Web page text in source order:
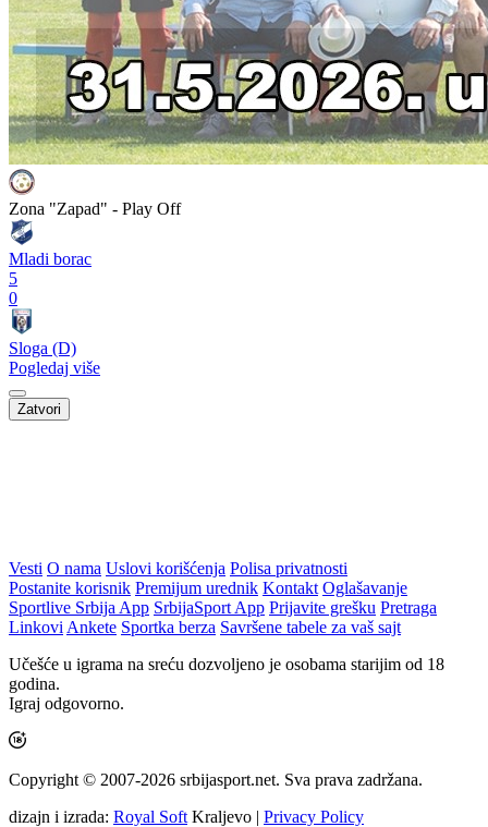
Zona "Zapad" - Play Off
Mladi borac
5
0
Sloga (D)
Pogledaj više
Zatvori
Vesti O nama Uslovi korišćenja Polisa privatnosti
Postanite korisnik Premijum urednik Kontakt Oglašavanje
Sportlive Srbija App SrbijaSport App Prijavite grešku Pretraga
Linkovi Ankete Sportka berza Savršene tabele za vaš sajt
Učešće u igrama na sreću dozvoljeno je osobama starijim od 18
godina.
Igraj odgovorno.
Copyright © 2007-2026 srbijasport.net. Sva prava zadržana.
dizajn i izrada: Royal Soft Kraljevo | Privacy Policy